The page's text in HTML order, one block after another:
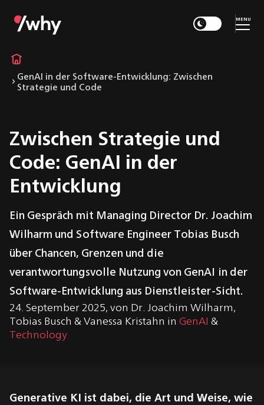
MENU
GenAI in der Software-Entwicklung: Zwischen
Strategie und Code
Zwischen Strategie und
Code: GenAI in der
Entwicklung
Ein Gespräch mit Managing Director Dr. Joachim
Wilharm und Software Engineer Tobias Busch
über Chancen, Grenzen und die
verantwortungsvolle Nutzung von GenAI in der
Software-Entwicklung aus Dienstleister-Sicht.
24. September 2025, von Dr. Joachim Wilharm,
Tobias Busch &Vanessa Kristahn in GenAI &
Technology
Generative KI ist dabei, die Art und Weise, wie